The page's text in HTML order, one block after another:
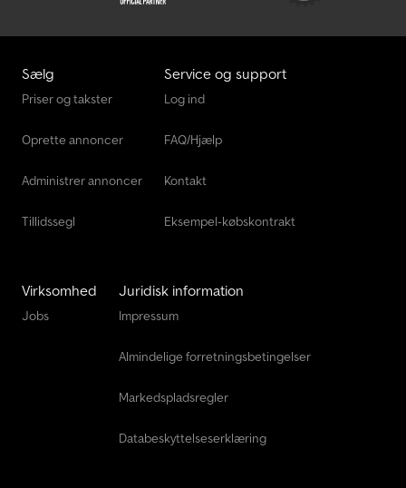
Sælg
Priser og takster
Oprette annoncer
Administrer annoncer
Tillidssegl
Service og support
Log ind
FAQ/Hjælp
Kontakt
Eksempel-købskontrakt
Virksomhed
Jobs
Juridisk information
Impressum
Almindelige forretningsbetingelser
Markedspladsregler
Databeskyttelseserklæring